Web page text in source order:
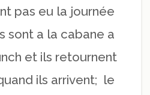
pas eu la journée
sont a la cabane a
et ils retournent
ils arrivent; le